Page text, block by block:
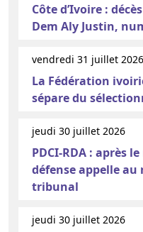
Côte d’Ivoire :
Dem Aly Justin,
vendredi 31 juillet 2026
La Fédération
sépare du
jeudi 30 juillet 2026
PDCI-RDA : après
défense appelle au
tribunal
jeudi 30 juillet 2026